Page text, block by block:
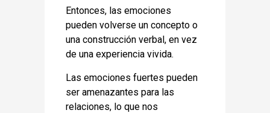
Entonces, las emociones
pueden volverse un concepto o
una construcción verbal, en vez
de una experiencia vivida.
Las emociones fuertes pueden
ser amenazantes para las
relaciones, lo que nos